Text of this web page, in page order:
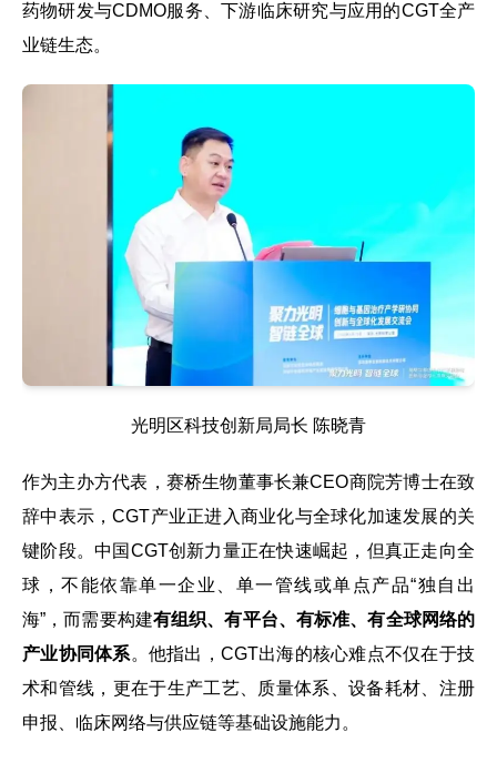
药物研发与CDMO服务、下游临床研究与应用的CGT全产
业链生态。
光明区科技创新局局长 陈晓青
作为主办方代表，赛桥生物董事长兼CEO商院芳博士在致
辞中表示，CGT产业正进入商业化与全球化加速发展的关
键阶段。中国CGT创新力量正在快速崛起，但真正走向全
球，不能依靠单一企业、单一管线或单点产品“独自出
海”，而需要构建有组织、有平台、有标准、有全球网络的
产业协同体系。他指出，CGT出海的核心难点不仅在于技
术和管线，更在于生产工艺、质量体系、设备耗材、注册
申报、临床网络与供应链等基础设施能力。